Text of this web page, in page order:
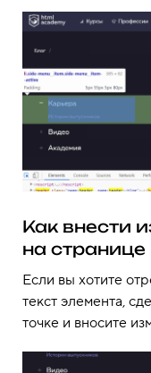
Как внести
на странице
Если вы хотите
текст элемента,
точке и вносите